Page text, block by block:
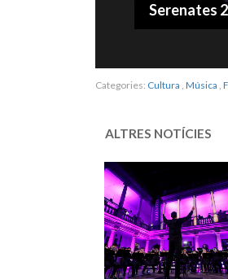
Serenates
Categories: Cultura , Música ,
ALTRES NOTÍCIES